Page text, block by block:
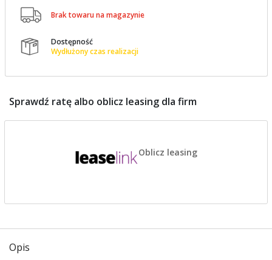
 Brak towaru na magazynie

Dostępność
Wydłużony czas realizacji
Sprawdź ratę albo oblicz leasing dla firm
Oblicz leasing
Opis